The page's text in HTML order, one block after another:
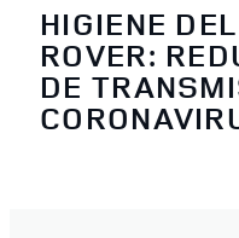
HIGIENE
ROVER:
DE